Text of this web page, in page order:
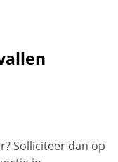
Solliciteer dan op